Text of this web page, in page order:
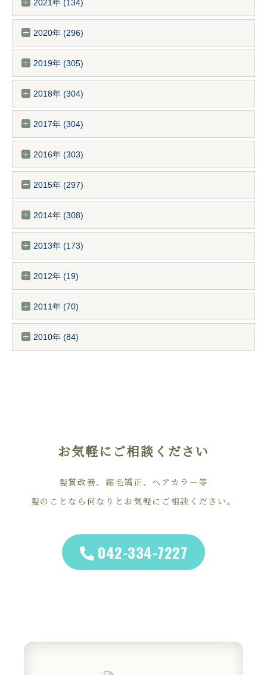
2021年 (134)
2020年 (296)
2019年 (305)
2018年 (304)
2017年 (304)
2016年 (303)
2015年 (297)
2014年 (308)
2013年 (173)
2012年 (19)
2011年 (70)
2010年 (84)
お気軽にご相談ください
髪質改善、縮毛矯正、ヘアカラー等
髪のことなら何なりとお気軽にご相談ください。
042-334-7227